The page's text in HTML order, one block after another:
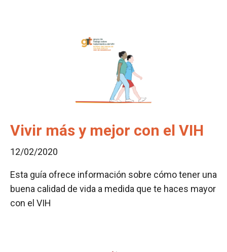
Vivir más y mejor con el VIH
12/02/2020
Esta guía ofrece información sobre cómo tener una
buena calidad de vida a medida que te haces mayor
con el VIH